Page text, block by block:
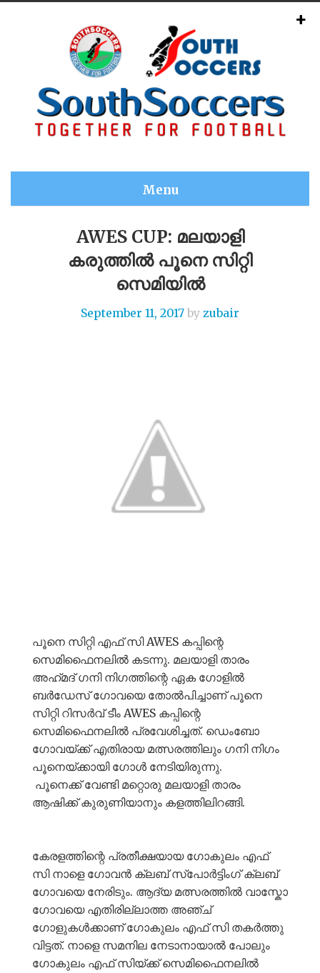
Menu
AWES CUP: മലയാളി
കരുത്തിൽ പൂനെ സിറ്റി
സെമിയിൽ
September 11, 2017 by zubair
പൂനെ സിറ്റി എഫ് സി AWES കപ്പിന്റെ
സെമിഫൈനലിൽ കടന്നു. മലയാളി താരം
അഹ്‌മദ്‌ ഗനി നിഗത്തിന്റെ ഏക ഗോളിൽ
ബർഡേസ് ഗോവയെ തോൽപിച്ചാണ് പൂനെ
സിറ്റി റിസർവ് ടീം AWES കപ്പിന്റെ
സെമിഫൈനലിൽ പ്രവേശിച്ചത്. ഡെംബോ
ഗോവയ്ക്ക് എതിരായ മത്സരത്തിലും ഗനി നിഗം
പൂനെയ്ക്കായി ഗോൾ നേടിയിരുന്നു.
പൂനെക്ക് വേണ്ടി മറ്റൊരു മലയാളി താരം
ആഷിക്ക് കുരുണിയാനും കളത്തിലിറങ്ങി.
കേരളത്തിന്റെ പ്രതീക്ഷയായ ഗോകുലം എഫ്
സി നാളെ ഗോവൻ ക്ലബ് സ്പോർട്ടിംഗ് ക്ലബ്
ഗോവയെ നേരിടും. ആദ്യ മത്സരത്തിൽ വാസ്കോ
ഗോവയെ എതിരില്ലാത്ത അഞ്ച്
ഗോളുകൾക്കാണ് ഗോകുലം എഫ് സി തകർത്തു
വിട്ടത്. നാളെ സമനില നേടാനായാൽ പോലും
ഗോകുലം എഫ് സിയ്ക്ക് സെമിഫൈനലിൽ